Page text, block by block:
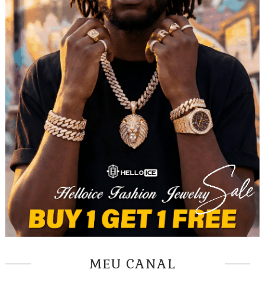
MEU CANAL